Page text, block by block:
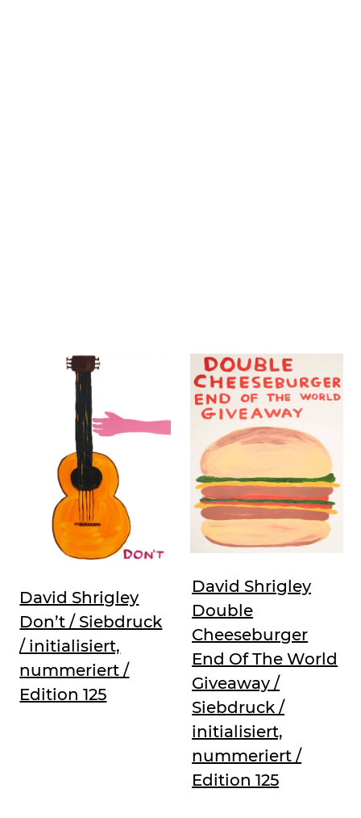
David Shrigley
Don’t / Siebdruck
/ initialisiert,
nummeriert /
Edition 125
David Shrigley
Double
Cheeseburger
End Of The World
Giveaway /
Siebdruck /
initialisiert,
nummeriert /
Edition 125